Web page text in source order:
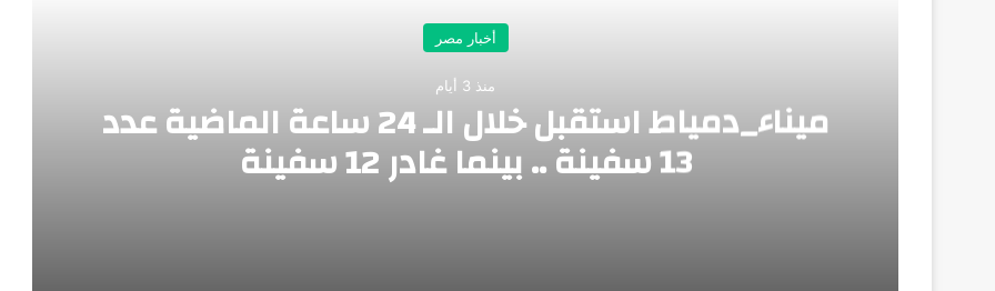
أخبار مصر
منذ 3 أيام
ميناء_دمياط استقبل خلال الـ 24 ساعة الماضية عدد
13 سفينة .. بينما غادر 12 سفينة